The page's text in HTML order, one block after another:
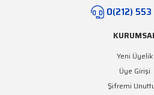
0(212)
Yeni Üyelik
Üye Girişi
Şifremi